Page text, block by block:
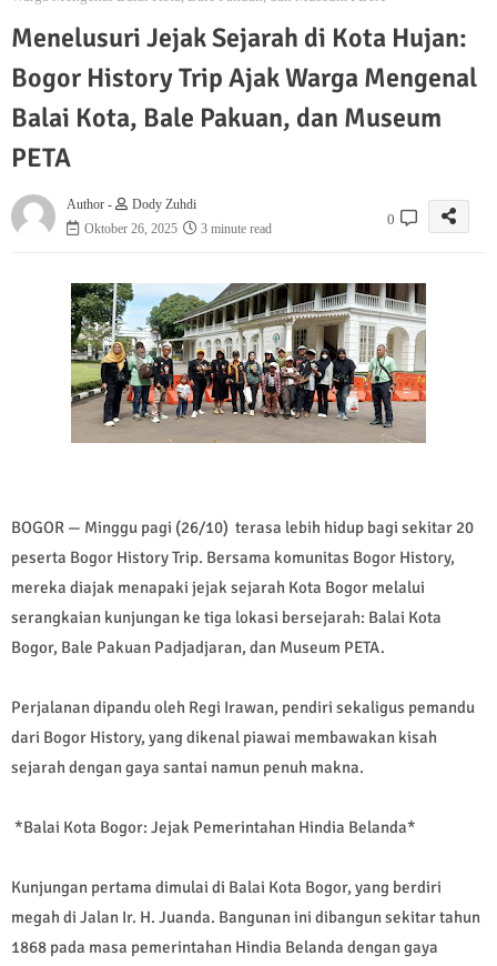
Menelusuri Jejak Sejarah di Kota Hujan:
Bogor History Trip Ajak Warga Mengenal
Balai Kota, Bale Pakuan, dan Museum
PETA
Author -
Dody Zuhdi
Oktober 26, 2025
3 minute read
0
BOGOR — Minggu pagi (26/10) terasa lebih hidup bagi sekitar 20
peserta Bogor History Trip. Bersama komunitas Bogor History,
mereka diajak menapaki jejak sejarah Kota Bogor melalui
serangkaian kunjungan ke tiga lokasi bersejarah: Balai Kota
Bogor, Bale Pakuan Padjadjaran, dan Museum PETA.
Perjalanan dipandu oleh Regi Irawan, pendiri sekaligus pemandu
dari Bogor History, yang dikenal piawai membawakan kisah
sejarah dengan gaya santai namun penuh makna.
*Balai Kota Bogor: Jejak Pemerintahan Hindia Belanda*
Kunjungan pertama dimulai di Balai Kota Bogor, yang berdiri
megah di Jalan Ir. H. Juanda. Bangunan ini dibangun sekitar tahun
1868 pada masa pemerintahan Hindia Belanda dengan gaya